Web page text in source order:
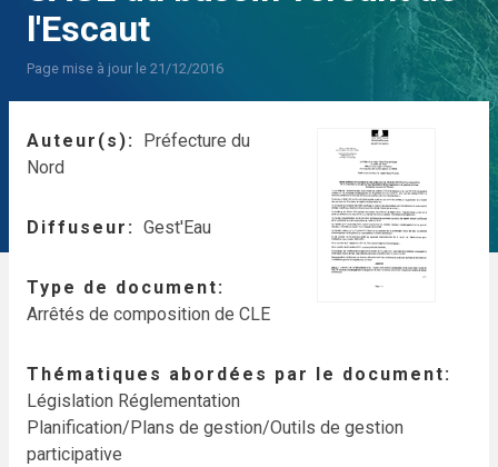
l'Escaut
Page mise à jour le 21/12/2016
Auteur(s)
Préfecture du
Nord
Diffuseur Gest'Eau
Type de document
Arrêtés de composition de CLE
Thématiques abordées par le document
Législation Réglementation
Planification/Plans de gestion/Outils de gestion
participative